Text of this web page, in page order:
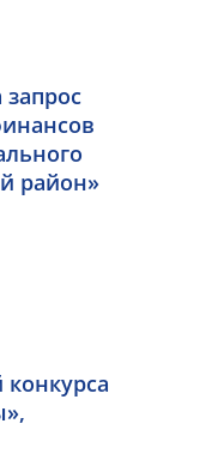
район»